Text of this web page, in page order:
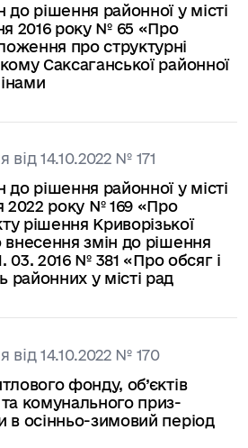
рішення районної у місті
2016 року № 65 «Про
про структурні
Саксаганської районної
від 14.10.2022 № 171
рішення районної у місті
2022 року № 169 «Про
рішення Криворізької
внесення змін до рішення
03. 2016 № 381 «Про обсяг і
у місті рад
від 14.10.2022 № 170
фонду, об’єктів
комунального приз-
в осінньо-зимовий період